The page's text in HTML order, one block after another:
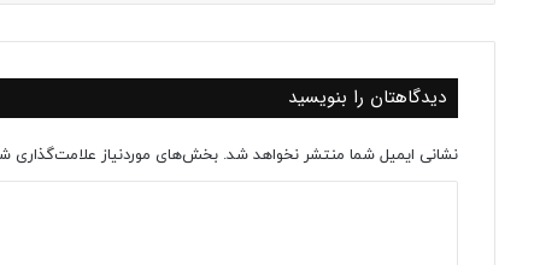
دیدگاهتان را بنویسید
نشانی ایمیل شما منتشر نخواهد شد. بخش‌های موردنیاز علامت‌گذاری